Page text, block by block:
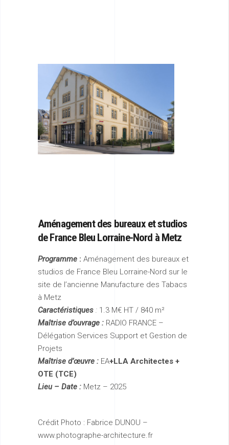
Aménagement des bureaux et studios
de France Bleu Lorraine-Nord à Metz
Programme : Aménagement des bureaux et
studios de France Bleu Lorraine-Nord sur le
site de l’ancienne Manufacture des Tabacs
à Metz
Caractéristiques : 1.3 M€ HT / 840 m²
Maîtrise d’ouvrage : RADIO FRANCE –
Délégation Services Support et Gestion de
Projets
Maîtrise d’œuvre : EA+LLA Architectes +
OTE (TCE)
Lieu – Date : Metz – 2025
Crédit Photo : Fabrice DUNOU –
www.photographe-architecture.fr